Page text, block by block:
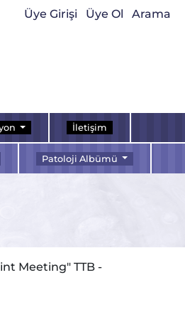
Üye Girişi Üye Ol Arama
İletişim
Patoloji Albümü
Meeting" TTB -